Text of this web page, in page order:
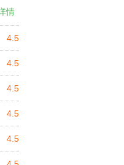
情
4.5
4.5
4.5
4.5
4.5